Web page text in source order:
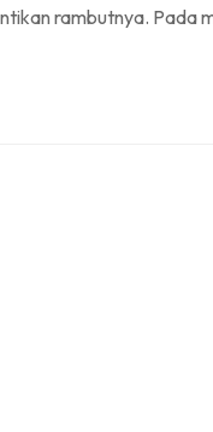
rambutnya. Pada